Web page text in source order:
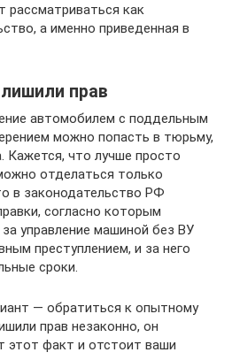
рассматриваться как
а именно приведенная в
прав
автомобилем с поддельным
можно попасть в тюрьму,
Кажется, что лучше просто
отделаться только
в законодательство РФ
согласно которым
управление машиной без ВУ
преступлением, и за него
сроки.
— обратиться к опытному
прав незаконно, он
этот факт и отстоит ваши